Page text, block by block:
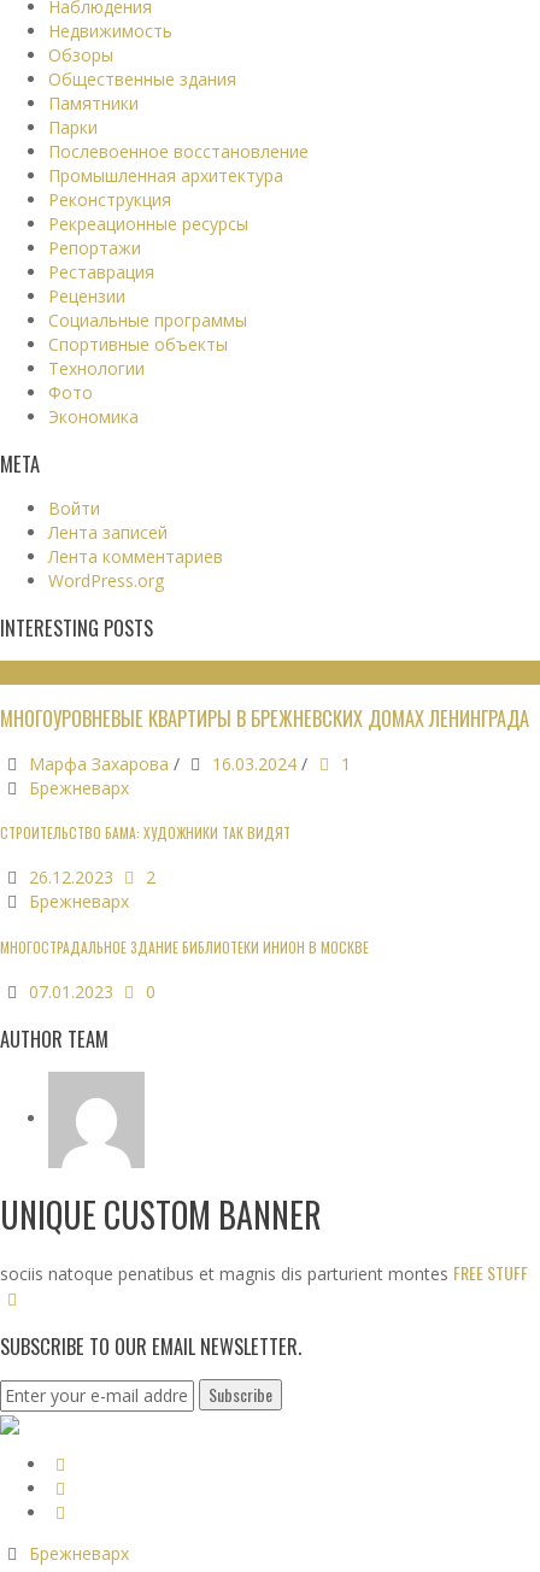
Наблюдения
Недвижимость
Обзоры
Общественные здания
Памятники
Парки
Послевоенное восстановление
Промышленная архитектура
Реконструкция
Рекреационные ресурсы
Репортажи
Реставрация
Рецензии
Социальные программы
Спортивные объекты
Технологии
Фото
Экономика
МЕТА
Войти
Лента записей
Лента комментариев
WordPress.org
INTERESTING POSTS
МНОГОУРОВНЕВЫЕ КВАРТИРЫ В БРЕЖНЕВСКИХ ДОМАХ ЛЕНИНГРАДА
Марфа Захарова / 16.03.2024 /
1
Брежневарх
СТРОИТЕЛЬСТВО БАМА: ХУДОЖНИКИ ТАК ВИДЯТ
26.12.2023
2
Брежневарх
МНОГОСТРАДАЛЬНОЕ ЗДАНИЕ БИБЛИОТЕКИ ИНИОН В МОСКВЕ
07.01.2023 0
AUTHOR TEAM
UNIQUE CUSTOM BANNER
sociis natoque penatibus et magnis dis parturient montes FREE STUFF
SUBSCRIBE TO OUR EMAIL NEWSLETTER.
Брежневарх